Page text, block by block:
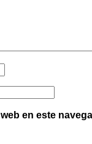
en este